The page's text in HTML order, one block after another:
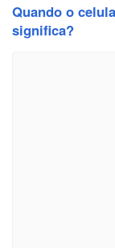
Quando o
significa?